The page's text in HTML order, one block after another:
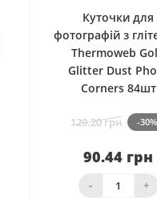
Куточки для
фотографій з
Thermoweb
Glitter Dust
Corners 84шт
129.20 грн -30%
90.44 грн
- +
Нема в